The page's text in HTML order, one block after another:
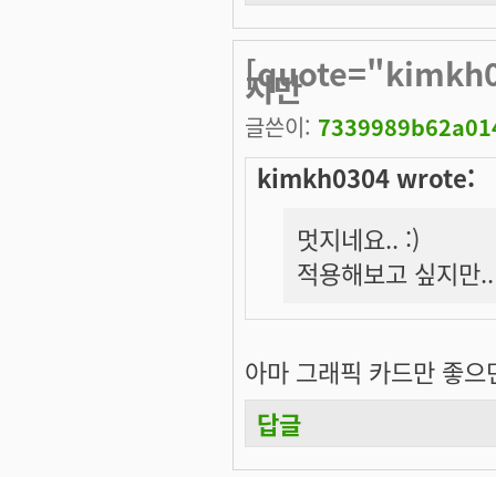
지만
글쓴이:
kimkh0304 wrote:
멋지네요.. :)
적용해보고 싶지만
아마 그래픽 카드만 좋
답글